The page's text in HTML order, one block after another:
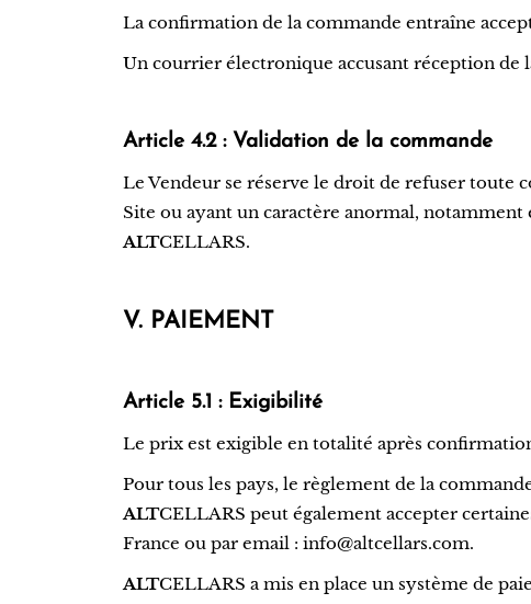
La confirmation de la commande entraîne
Un courrier électronique accusant réception de
Article 4.2 : Validation de la commande
Le Vendeur se réserve le droit de refuser toute
Site ou ayant un caractère anormal,
ALTCELLARS.
V. PAIEMENT
Article 5.1 : Exigibilité
Le prix est exigible en totalité après
Pour tous les pays, le règlement de la
ALTCELLARS peut également accepter
France ou par email : info@altcellars.com.
ALTCELLARS a mis en place un système de